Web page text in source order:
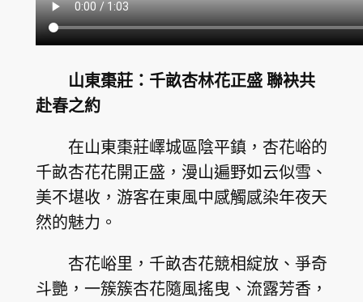
山東棗莊：千畝杏林花正盛 聯袂共
赴春之約
在山東棗莊嶧城區陰平鎮，杏花峪的
千畝杏花花開正盛，漫山遍野如云似雪、
美不堪收，游客在東風中感觸感染年夜天
然的魅力。
杏花峪里，千畝杏花競相綻放、爭奇
斗艷，一簇簇杏花隨風搖曳、流露芳香，